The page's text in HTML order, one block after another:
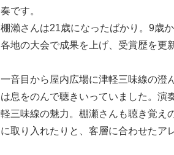
奏です。
棚瀨さんは21歳になったばかり。9歳
各地の大会で成果を上げ、受賞歴を更
一音目から屋内広場に津軽三味線の澄
は息をのんで聴きいっていました。演
軽三味線の魅力。棚瀬さんも聴き覚え
に取り入れたりと、客層に合わせたア